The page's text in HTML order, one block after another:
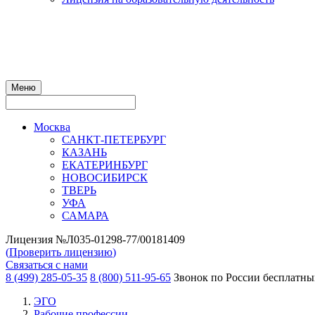
Меню
Москва
САНКТ-ПЕТЕРБУРГ
КАЗАНЬ
ЕКАТЕРИНБУРГ
НОВОСИБИРСК
ТВЕРЬ
УФА
САМАРА
Лицензия №Л035-01298-77/00181409
(Проверить лицензию)
Связаться с нами
8 (499) 285-05-35 8 (800) 511-95-65 Звонок по России
ЭГО